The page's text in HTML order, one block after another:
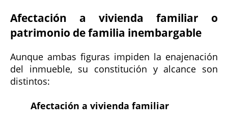
Afectación a vivienda familiar o
patrimonio de familia inembargable
Aunque ambas figuras impiden la enajenación
del inmueble, su constitución y alcance son
distintos:
Afectación a vivienda familiar